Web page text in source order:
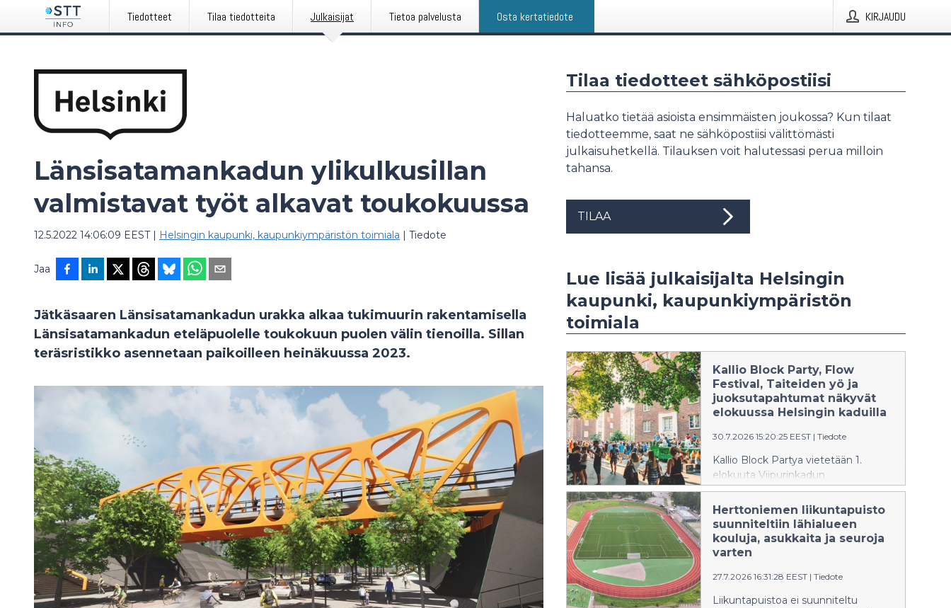
Tiedotteet Tilaa tiedotteita Julkaisijat Tietoa palvelusta Osta kertatiedote KIRJAUDU
Länsisatamankadun ylikulkusillan
valmistavat työt alkavat toukokuussa
12.5.2022 14:06:09 EEST| Helsingin kaupunki, kaupunkiympäristön toimiala | Tiedote
Jaa
Jätkäsaaren Länsisatamankadun urakka alkaa tukimuurin rakentamisella
Länsisatamankadun eteläpuolelle toukokuun puolen välin tienoilla. Sillan
teräsristikko asennetaan paikoilleen heinäkuussa 2023.
Tilaa tiedotteet sähköpostiisi
Haluatko tietää asioista ensimmäisten joukossa? Kun tilaat
tiedotteemme, saat ne sähköpostiisi välittömästi
julkaisuhetkellä. Tilauksen voit halutessasi perua milloin
tahansa.
TILAA
Lue lisää julkaisijalta Helsingin
kaupunki, kaupunkiympäristön
toimiala
Kallio Block Party, Flow
Festival, Taiteiden yö ja
juoksutapahtumat näkyvät
elokuussa Helsingin kaduilla
30.7.2026 15:20:25 EEST | Tiedote
Kallio Block Partya vietetään 1.
elokuuta Viipurinkadun
ympäristössä.
Herttoniemen liikuntapuisto
suunniteltiin lähialueen
kouluja, asukkaita ja seuroja
varten
27.7.2026 16:31:28 EEST | Tiedote
Liikuntapuistoa ei suunniteltu